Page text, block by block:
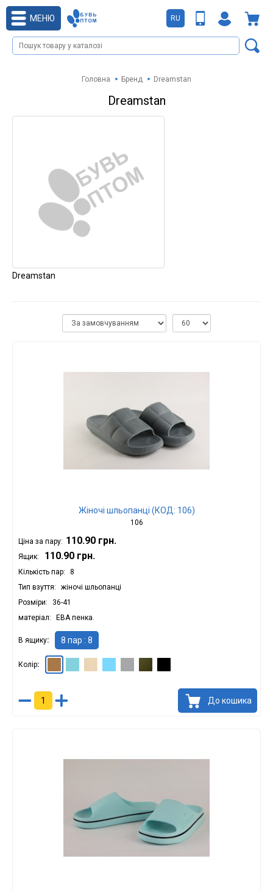
RU
МЕНЮ
Головна Бренд Dreamstan
Dreamstan
Dreamstan
Жіночі шльопанці (КОД: 106)
106
Ціна за пару: 110.90 грн.
Ящик: 110.90 грн.
Кількість пар
8
Тип взуття
жіночі шльопанці
Розміри
36-41
матеріал
ЕВА пенка.
В ящику 8 пар : 8
Колір
До кошика